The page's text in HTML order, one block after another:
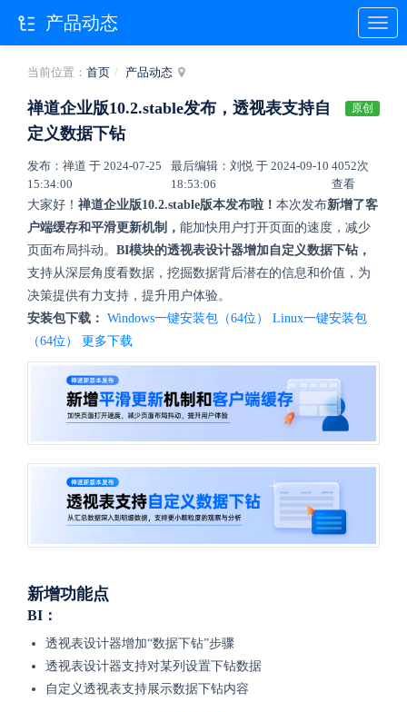
当前位置： 首页 产品动态
禅道企业版10.2.stable发布，透视表支持自
定义数据下钻
原创
发布：禅道 于 2024-07-25
15:34:00
最后编辑：刘悦 于 2024-09-10
18:53:06
4052次
查看
大家好！ 禅道企业版10.2.stable版本发布啦！ 本次发布新增了客
户端缓存和平滑更新机制， 能加快用户打开页面的速度，减少
页面布局抖动。 BI模块的透视表设计器增加自定义数据下钻，
支持从深层角度看数据，挖掘数据背后潜在的信息和价值，为
决策提供有力支持，提升用户体验。
安装包下载： Windows一键安装包（64位）
Linux一键安装包
（64位）
更多下载
新增功能点
BI：
透视表设计器增加“数据下钻”步骤
透视表设计器支持对某列设置下钻数据
自定义透视表支持展示数据下钻内容
产品动态